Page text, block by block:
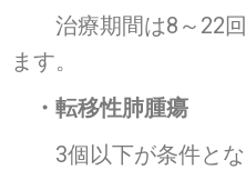
治療期間は8～22回
ます。
・転移性肺腫瘍
3個以下が条件とな